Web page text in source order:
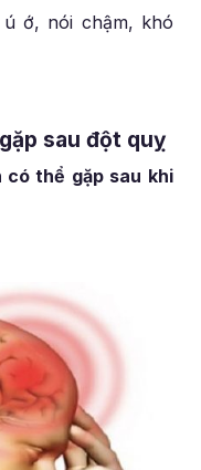
ớ, nói chậm, khó
sau đột quỵ
có thể gặp sau khi